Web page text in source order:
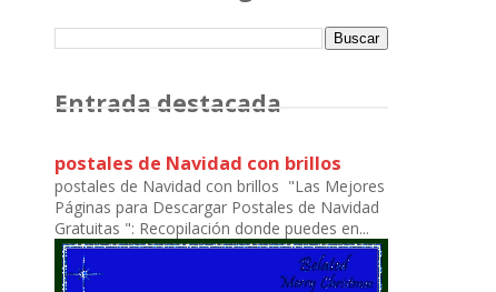
Entrada destacada
postales de Navidad con brillos
postales de Navidad con brillos "Las Mejores
Páginas para Descargar Postales de Navidad
Gratuitas ": Recopilación donde puedes en...